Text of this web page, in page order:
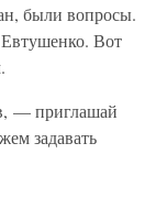
были вопросы.
Вот
— приглашай
задавать